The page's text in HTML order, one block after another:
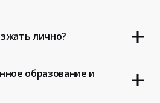
лично?
образование и